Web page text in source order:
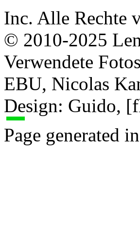
Inc. Alle Rechte
© 2010-2025
Verwendete
EBU, Nicolas
Design: Guido,
Page generated in